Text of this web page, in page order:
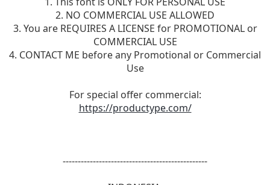
2. NO COMMERCIAL USE ALLOWED
3. You are REQUIRES A LICENSE for PROMOTIONAL or
COMMERCIAL USE
4. CONTACT ME before any Promotional or Commercial
Use
For special offer commercial:
https://productype.com/
------------------------------------------------